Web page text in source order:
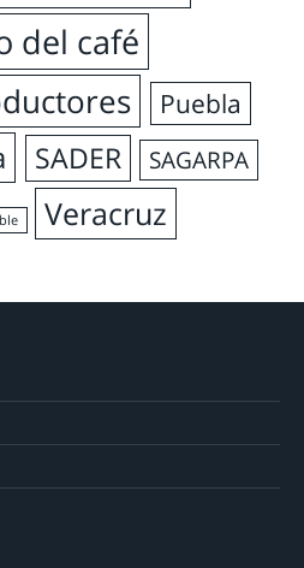
del café
Puebla
SADER SAGARPA
Veracruz